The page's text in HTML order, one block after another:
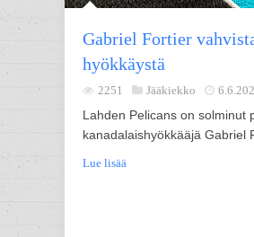
Gabriel Fortier
hyökkäystä
2251 Jääkiekko
Lahden Pelicans on solminut
kanadalaishyökkääjä Gabriel
Lue lisää